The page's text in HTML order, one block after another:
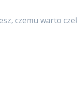
czemu warto